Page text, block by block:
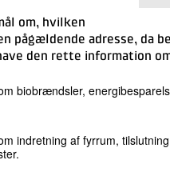
om, hvilken
pågældende adresse, da
den rette information
biobrændsler,
indretning af fyrrum,